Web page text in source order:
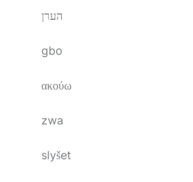
הערן
gbo
ακούω
zwa
slyšet